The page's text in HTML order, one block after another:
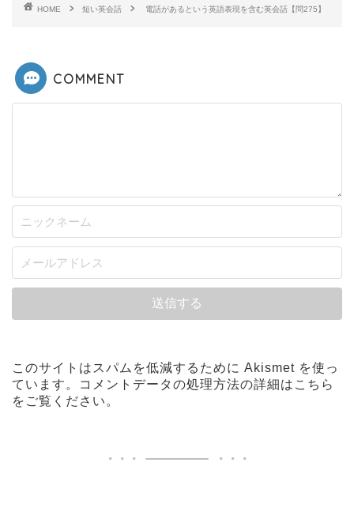
HOME 短い英会話 電話があるという英語表現を含む英会話【問275】
COMMENT
このサイトはスパムを低減するために Akismet を使っ
ています。
コメントデータの処理方法の詳細はこちら
をご覧ください 。